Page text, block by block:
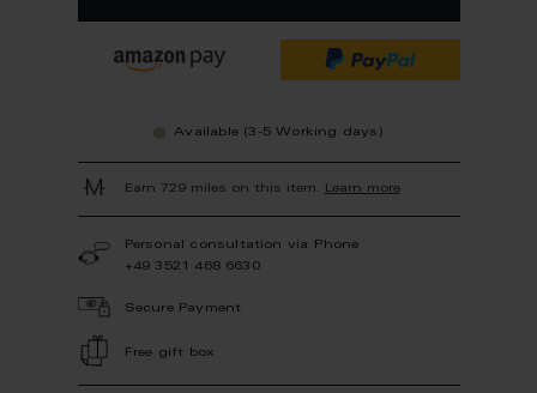
Available (3-5 Working days)
Earn 729 miles on this item. Learn more
Personal consultation via Phone
+49 3521 468 6630
Secure Payment
Free gift box